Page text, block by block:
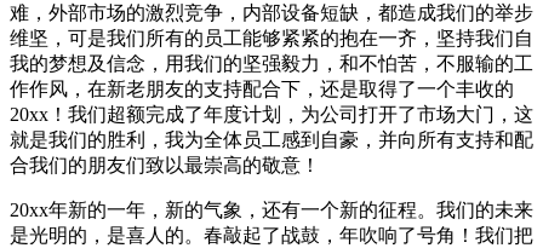
难，外部市场的激烈竞争，内部设备短缺，都造成我们的举步
维坚，可是我们所有的员工能够紧紧的抱在一齐，坚持我们自
我的梦想及信念，用我们的坚强毅力，和不怕苦，不服输的工
作作风，在新老朋友的支持配合下，还是取得了一个丰收的
20xx！我们超额完成了年度计划，为公司打开了市场大门，这
就是我们的胜利，我为全体员工感到自豪，并向所有支持和配
合我们的朋友们致以最崇高的敬意！
20xx年新的一年，新的气象，还有一个新的征程。我们的未来
是光明的，是喜人的。春敲起了战鼓，年吹响了号角！我们把